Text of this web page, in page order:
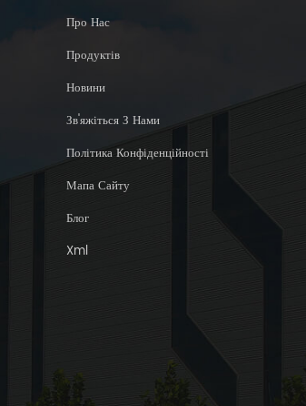
Про Нас
Продуктів
Новини
Зв'яжіться З Нами
Політика Конфіденційності
Мапа Сайту
Блог
Xml